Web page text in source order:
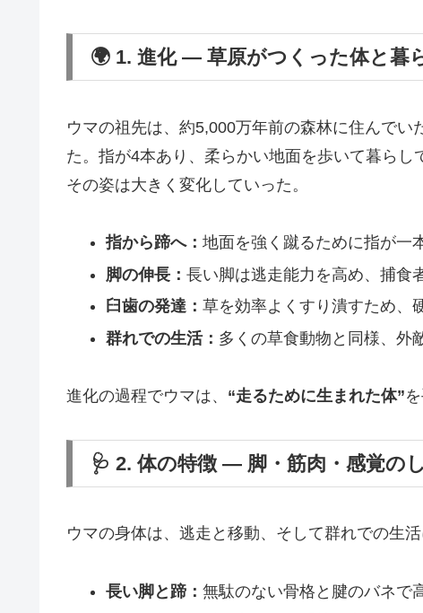
🌍 1. 進化 ― 草原がつくった体と暮
ウマの祖先は、約5,000万年前の森林に住んで
た。指が4本あり、柔らかい地面を歩いて暮らし
その姿は大きく変化していった。
指から蹄へ： 地面を強く蹴るために指が一
脚の伸長： 長い脚は逃走能力を高め、捕食
臼歯の発達： 草を効率よくすり潰すため、
群れでの生活： 多くの草食動物と同様、外
進化の過程でウマは、 “走るために生まれた体”
🩺 2. 体の特徴 ― 脚・筋肉・感覚の
ウマの身体は、逃走と移動、そして群れでの生
長い脚と蹄： 無駄のない骨格と腱のバネで